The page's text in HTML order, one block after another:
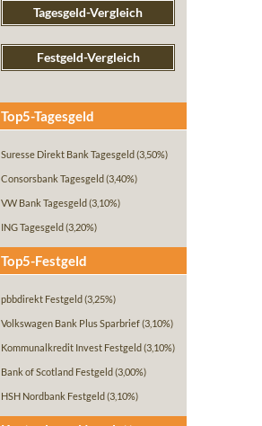
Tagesgeld-Vergleich
Festgeld-Vergleich
Top5-Tagesgeld
Suresse Direkt Bank Tagesgeld (3,50%)
Consorsbank Tagesgeld (3,40%)
VW Bank Tagesgeld (3,10%)
ING Tagesgeld (3,20%)
Top5-Festgeld
pbbdirekt Festgeld (3,25%)
Volkswagen Bank Plus Sparbrief(3,10%)
Kommunalkredit Invest Festgeld (3,10%)
Bank of Scotland Festgeld (3,00%)
HSH Nordbank Festgeld (3,10%)